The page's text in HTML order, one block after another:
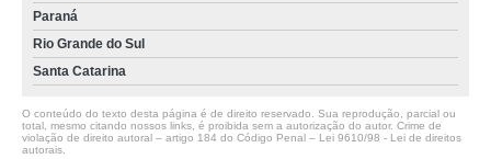
Paraná
Rio Grande do Sul
Santa Catarina
O conteúdo do texto desta página é de direito reservado. Sua reprodução, parcial ou
total, mesmo citando nossos links, é proibida sem a autorização do autor. Crime de
violação de direito autoral – artigo 184 do Código Penal – Lei 9610/98 - Lei de direitos
autorais